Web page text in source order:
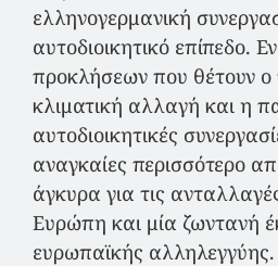
ελληνογερμανική
αυτοδιοικητικό επίπεδο.
προκλήσεων που θέτουν ο
κλιματική αλλαγή και η
αυτοδιοικητικές
αναγκαίες περισσότερο
άγκυρα για τις
Ευρώπη και μία ζωντανή
ευρωπαϊκής αλληλεγγύης.